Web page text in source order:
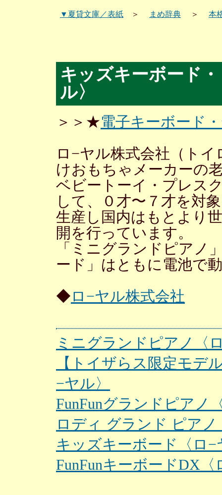
▼夏貸文庫／表紙 ＞ まめ辞典 ＞ 本
キッズキーボード
ル〉
＞＞★電子キーボード
ロ−ヤル株式会社（ト
けおもちゃメーカーの
ベビートーイ・プレス
して、０才〜７才を対
生産し国内はもとより
開を行っています。
「ミニグランドピアノ
ード」はともに電池で
◆ロ−ヤル株式会社
ミニグランドピアノ〈
【トイザらス限定モデ
−ヤル〉
FunFunグランドピアノ
ロディ グランド ピア
キッズキーボード〈ロ−
FunFunキーボードDX〈